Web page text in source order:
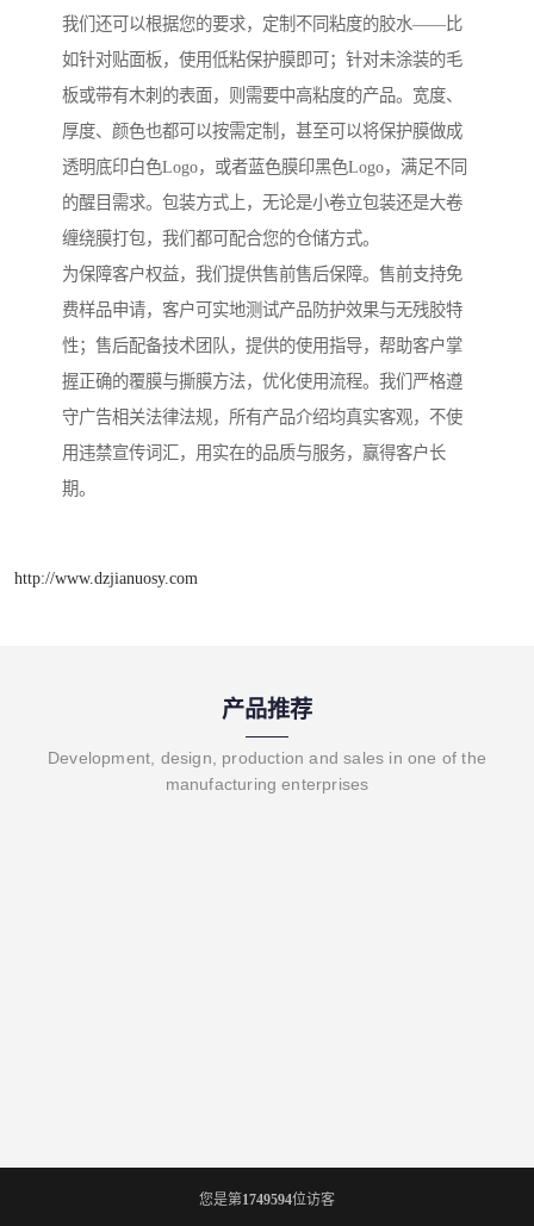
我们还可以根据您的要求，定制不同粘度的胶水——比
如针对贴面板，使用低粘保护膜即可；针对未涂装的毛
板或带有木刺的表面，则需要中高粘度的产品。宽度、
厚度、颜色也都可以按需定制，甚至可以将保护膜做成
透明底印白色Logo，或者蓝色膜印黑色Logo，满足不同
的醒目需求。包装方式上，无论是小卷立包装还是大卷
缠绕膜打包，我们都可配合您的仓储方式。
为保障客户权益，我们提供售前售后保障。售前支持免
费样品申请，客户可实地测试产品防护效果与无残胶特
性；售后配备技术团队，提供的使用指导，帮助客户掌
握正确的覆膜与撕膜方法，优化使用流程。我们严格遵
守广告相关法律法规，所有产品介绍均真实客观，不使
用违禁宣传词汇，用实在的品质与服务，赢得客户长
期。
http://www.dzjianuosy.com
产品推荐
Development, design, production and sales in one of the
manufacturing enterprises
您是第1749594位访客